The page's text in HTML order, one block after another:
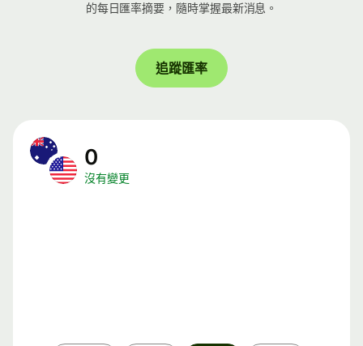
的每日匯率摘要，隨時掌握最新消息。
追蹤匯率
0
沒有變更